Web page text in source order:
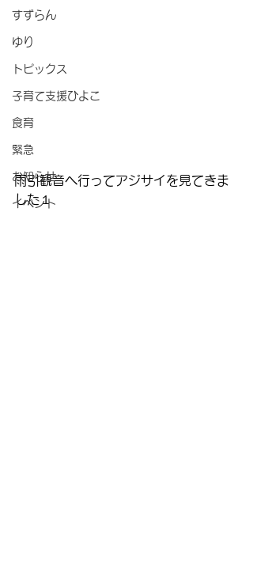
すずらん
ゆり
トピックス
子育て支援ひよこ
食育
緊急
お知らせ
イベント
雨引観音へ行ってアジサイを見てきま
した１